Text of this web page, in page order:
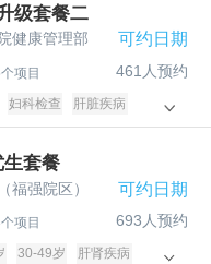
级套餐二
健康管理部 可约日期
项目 461人预约
妇科检查
肝脏疾病
套餐
福强院区） 可约日期
项目 693人预约
30-49岁
肝肾疾病